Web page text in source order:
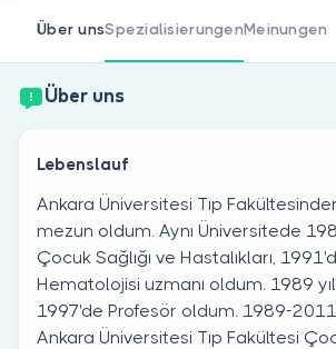
Sind Sie Arzt?
Über unsSpezialisierungenMeinungen
Über uns
Lebenslauf
Ankara Üniversitesi Tıp
mezun oldum. Aynı Üniversitede
Çocuk Sağlığı ve Hastalıkları,
Hematolojisi uzmanı oldum. 1989
1997'de Profesör oldum. 1989-2011
Ankara Üniversitesi Tıp Fakültesi